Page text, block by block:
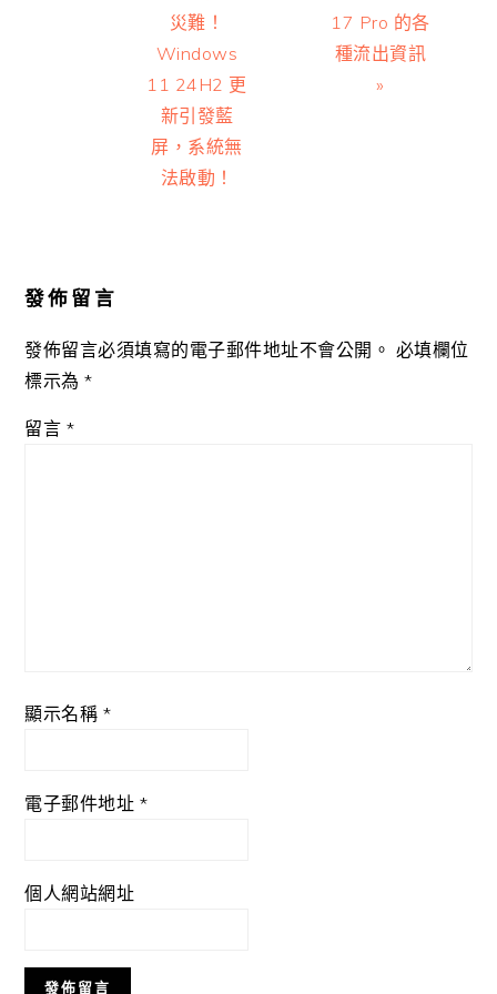
Post:
災難！
Windows
11 24H2 更
新引發藍
屏，系統無
法啟動！
Post:
17 Pro 的各
種流出資訊
»
發佈留言
發佈留言必須填寫的電子郵件地址不會公開。 必填欄位
標示為*
留言 *
顯示名稱 *
電子郵件地址 *
個人網站網址